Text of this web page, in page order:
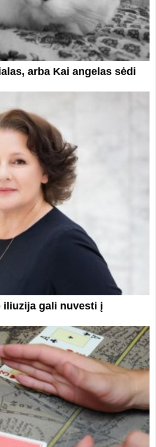
arba Kai angelas sėdi
iliuzija gali nuvesti į